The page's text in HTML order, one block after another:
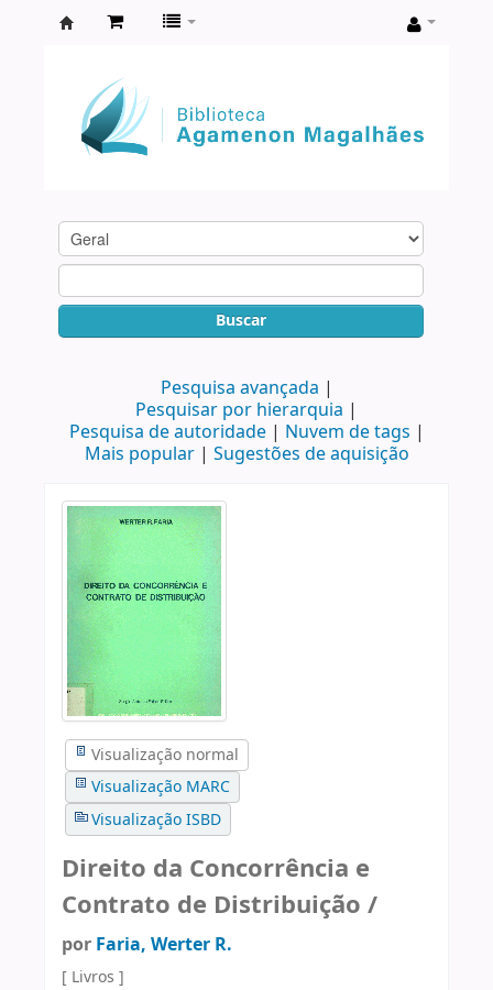
Agamenon
Magalhães
Buscar
Pesquisa avançada
Pesquisar por hierarquia
Pesquisa de autoridade
Nuvem de tags
Mais popular
Sugestões de aquisição
Visualização normal
Visualização MARC
Visualização ISBD
Direito da Concorrência e
Contrato de Distribuição /
por Faria, Werter R.
[ Livros ]